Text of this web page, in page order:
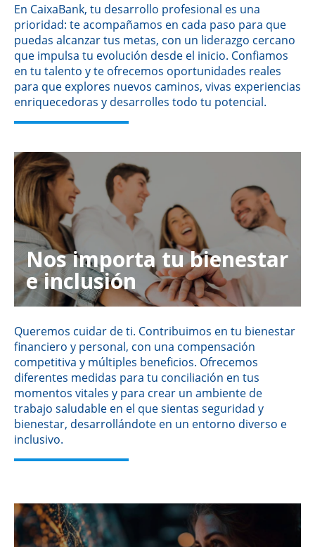
En CaixaBank, tu desarrollo profesional es una
prioridad: te acompañamos en cada paso para que
puedas alcanzar tus metas, con un liderazgo cercano
que impulsa tu evolución desde el inicio. Confiamos
en tu talento y te ofrecemos oportunidades reales
para que explores nuevos caminos, vivas experiencias
enriquecedoras y desarrolles todo tu potencial.
Nos importa tu bienestar
e inclusión
Queremos cuidar de ti. Contribuimos en tu bienestar
financiero y personal, con una compensación
competitiva y múltiples beneficios. Ofrecemos
diferentes medidas para tu conciliación en tus
momentos vitales y para crear un ambiente de
trabajo saludable en el que sientas seguridad y
bienestar, desarrollándote en un entorno diverso e
inclusivo.